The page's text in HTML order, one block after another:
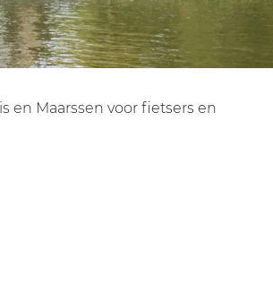
en Maarssen voor fietsers en